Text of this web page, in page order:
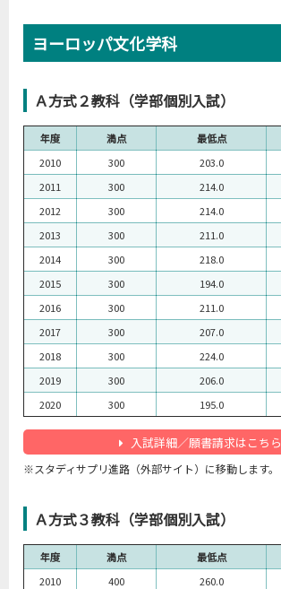
ヨーロッパ文化学科
Ａ方式２教科（学部個別入試）
年度 満点 最低点
2010
300 203.0
2011
300 214.0
2012
300 214.0
2013
300 211.0
2014
300 218.0
2015
300 194.0
2016
300 211.0
2017
300 207.0
2018
300 224.0
2019
300 206.0
2020
300 195.0
入試詳細／願書請求はこちら
※スタディサプリ進路（外部サイト）に移動します。
Ａ方式３教科（学部個別入試）
年度 満点 最低点
2010
400 260.0